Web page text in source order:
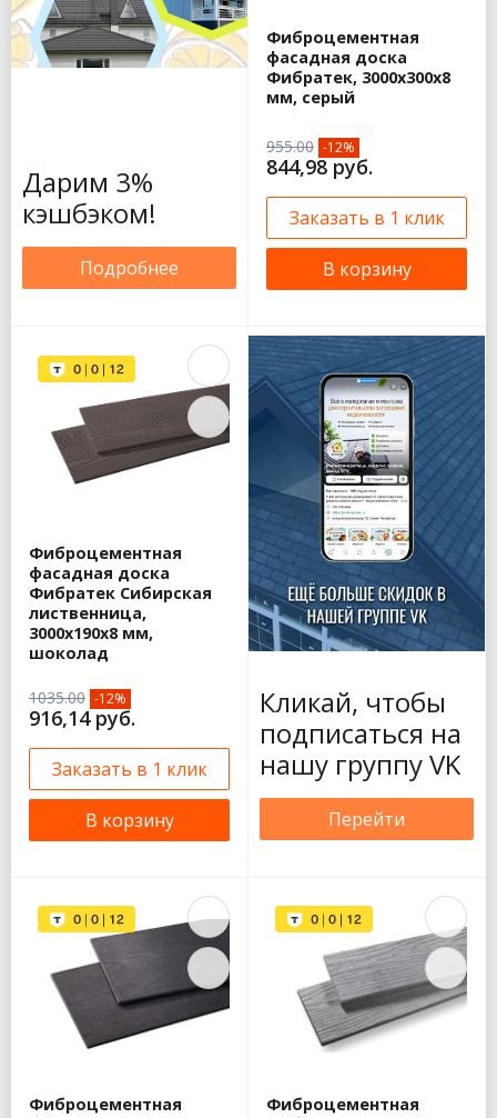
Дарим 3%
кэшбэком!
Подробнее
Фиброцементная
фасадная доска
Фибратек, 3000х300х8
мм, серый
955.00 -12%
844,98 руб.
Заказать в 1 клик
В корзину
Фиброцементная
фасадная доска
Фибратек Сибирская
лиственница,
3000х190х8 мм,
шоколад
1035.00 -12%
916,14 руб.
Заказать в 1 клик
В корзину
Кликай, чтобы
подписаться на
нашу группу VK
Перейти
Фиброцементная
Фиброцементная